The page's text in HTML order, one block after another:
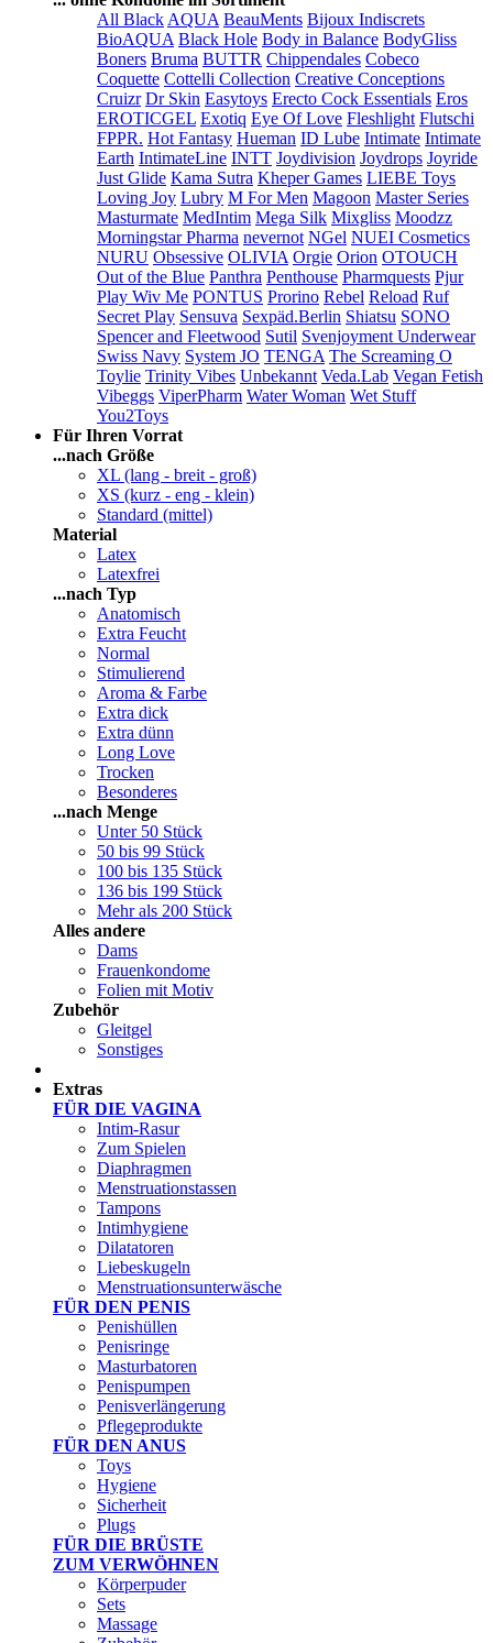
All Black AQUA BeauMents Bijoux Indiscrets
BioAQUA Black Hole Body in Balance BodyGliss
Boners Bruma BUTTR Chippendales Cobeco
Coquette Cottelli Collection Creative Conceptions
Cruizr Dr Skin Easytoys Erecto Cock Essentials Eros
EROTICGEL Exotiq Eye Of Love Fleshlight Flutschi
FPPR. Hot Fantasy Hueman ID Lube Intimate Intimate
Earth IntimateLine INTT Joydivision Joydrops Joyride
Just Glide Kama Sutra Kheper Games LIEBE Toys
Loving Joy Lubry M For Men Magoon Master Series
Masturmate MedIntim Mega Silk Mixgliss Moodzz
Morningstar Pharma nevernot NGel NUEI Cosmetics
NURU Obsessive OLIVIA Orgie Orion OTOUCH
Out of the Blue Panthra Penthouse Pharmquests Pjur
Play Wiv Me PONTUS Prorino Rebel Reload Ruf
Secret Play Sensuva Sexpäd.Berlin Shiatsu SONO
Spencer and Fleetwood Sutil Svenjoyment Underwear
Swiss Navy System JO TENGA The Screaming O
Toylie Trinity Vibes Unbekannt Veda.Lab Vegan Fetish
Vibeggs ViperPharm Water Woman Wet Stuff
You2Toys
Für Ihren Vorrat
...nach Größe
XL (lang - breit - groß)
XS (kurz - eng - klein)
Standard (mittel)
Material
Latex
Latexfrei
...nach Typ
Anatomisch
Extra Feucht
Normal
Stimulierend
Aroma & Farbe
Extra dick
Extra dünn
Long Love
Trocken
Besonderes
...nach Menge
Unter 50 Stück
50 bis 99 Stück
100 bis 135 Stück
136 bis 199 Stück
Mehr als 200 Stück
Alles andere
Dams
Frauenkondome
Folien mit Motiv
Zubehör
Gleitgel
Sonstiges
Extras
FÜR DIE VAGINA
Intim-Rasur
Zum Spielen
Diaphragmen
Menstruationstassen
Tampons
Intimhygiene
Dilatatoren
Liebeskugeln
Menstruationsunterwäsche
FÜR DEN PENIS
Penishüllen
Penisringe
Masturbatoren
Penispumpen
Penisverlängerung
Pflegeprodukte
FÜR DEN ANUS
Toys
Hygiene
Sicherheit
Plugs
FÜR DIE BRÜSTE
ZUM VERWÖHNEN
Körperpuder
Sets
Massage